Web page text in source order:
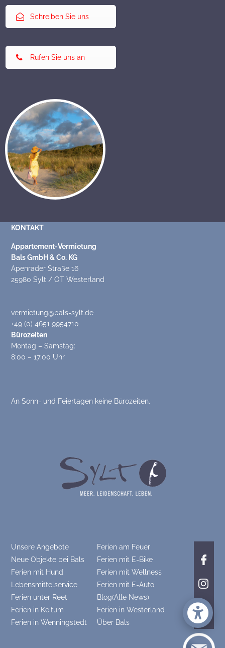
Schreiben Sie uns
Rufen Sie uns an
KONTAKT
Appartement-Vermietung
Bals GmbH & Co. KG
Apenrader Straße 16
25980 Sylt / OT Westerland
vermietung@bals-sylt.de
+49 (0) 4651 9954710
Bürozeiten
Montag – Samstag:
8:00 – 17:00 Uhr
An Sonn- und Feiertagen keine Bürozeiten.
Unsere Angebote
Ferien am Feuer
Neue Objekte bei Bals
Ferien mit E-Bike
Ferien mit Hund
Ferien mit Wellness
Lebensmittelservice
Ferien mit E-Auto
Ferien unter Reet
Blog(Alle News)
Ferien in Keitum
Ferien in Westerland
Ferien in Wenningstedt
Über Bals